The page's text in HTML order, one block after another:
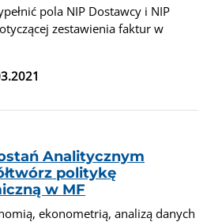
pola NIP Dostawcy i NIP
zestawienia faktur w
Analitycznym
politykę
w MF
ekonometrią, analizą danych